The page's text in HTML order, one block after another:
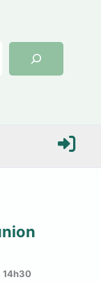
S
14h30